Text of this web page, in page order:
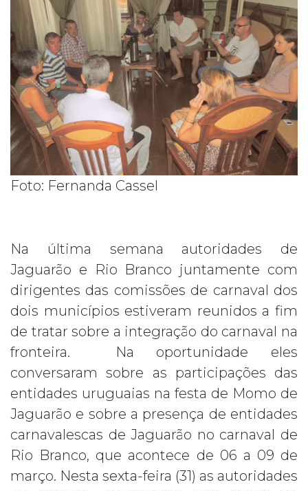
Foto: Fernanda Cassel
Na última semana autoridades de
Jaguarão e Rio Branco juntamente com
dirigentes das comissões de carnaval dos
dois municípios estiveram reunidos a fim
de tratar sobre a integração do carnaval na
fronteira. Na oportunidade eles
conversaram sobre as participações das
entidades uruguaias na festa de Momo de
Jaguarão e sobre a presença de entidades
carnavalescas de Jaguarão no carnaval de
Rio Branco, que acontece de 06 a 09 de
março. Nesta sexta-feira (31) as autoridades